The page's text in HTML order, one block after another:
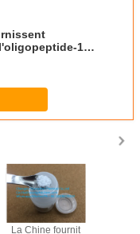
109
La Chine fournit